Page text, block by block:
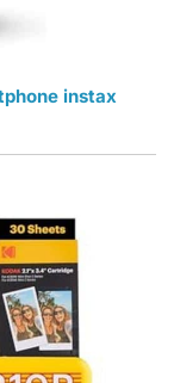
instax